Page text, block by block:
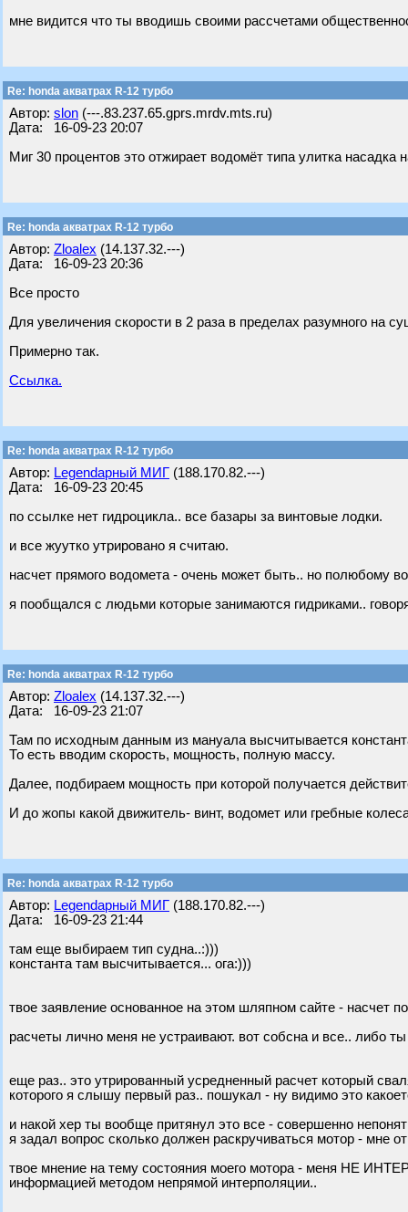
мне видится что ты вводишь своими рассчетами
Re: honda акватрах R-12 турбо
Автор: slon (---.83.237.65.gprs.mrdv.mts.ru)
Дата: 16-09-23 20:07
Миг 30 процентов это отжирает водомёт типа улитка
Re: honda акватрах R-12 турбо
Автор: Zloalex (14.137.32.---)
Дата: 16-09-23 20:36
Все просто
Для увеличения скорости в 2 раза в пределах разумного на
Примерно так.
Ссылка.
Re: honda акватрах R-12 турбо
Автор: Legendарный МИГ (188.170.82.---)
Дата: 16-09-23 20:45
по ссылке нет гидроцикла.. все базары за винтовые лодки.
и все жуутко утрировано я считаю.
насчет прямого водомета - очень может быть.. но полюбому
я пообщался с людьми которые занимаются гидриками..
Re: honda акватрах R-12 турбо
Автор: Zloalex (14.137.32.---)
Дата: 16-09-23 21:07
Там по исходным данным из мануала высчитывается
То есть вводим скорость, мощность, полную массу.
Далее, подбираем мощность при которой получается
И до жопы какой движитель- винт, водомет или гребные
Re: honda акватрах R-12 турбо
Автор: Legendарный МИГ (188.170.82.---)
Дата: 16-09-23 21:44
там еще выбираем тип судна..:)))
константа там высчитывается... ога:)))
твое заявление основанное на этом шляпном сайте - насчет
расчеты лично меня не устраивают. вот собсна и все.. либо
еще раз.. это утрированный усредненный расчет который
которого я слышу первый раз.. пошукал - ну видимо это
и накой хер ты вообще притянул это все - совершенно
я задал вопрос сколько должен раскручиваться мотор - мне
твое мнение на тему состояния моего мотора - меня НЕ
информацией методом непрямой интерполяции..